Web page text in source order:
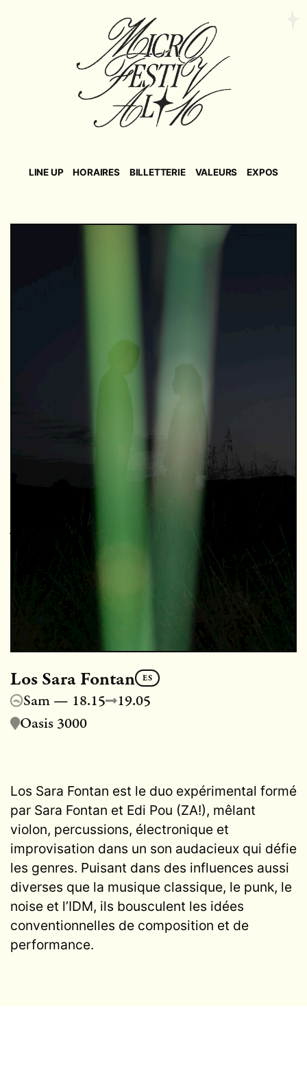
LINE UP HORAIRES BILLETTERIE VALEURS EXPOS
Los Sara Fontan ES
Sam — 18.15
19.05
Oasis 3000
Los Sara Fontan est le duo expérimental formé
par Sara Fontan et Edi Pou (ZA!), mêlant
violon, percussions, électronique et
improvisation dans un son audacieux qui défie
les genres. Puisant dans des influences aussi
diverses que la musique classique, le punk, le
noise et l’IDM, ils bousculent les idées
conventionnelles de composition et de
performance.